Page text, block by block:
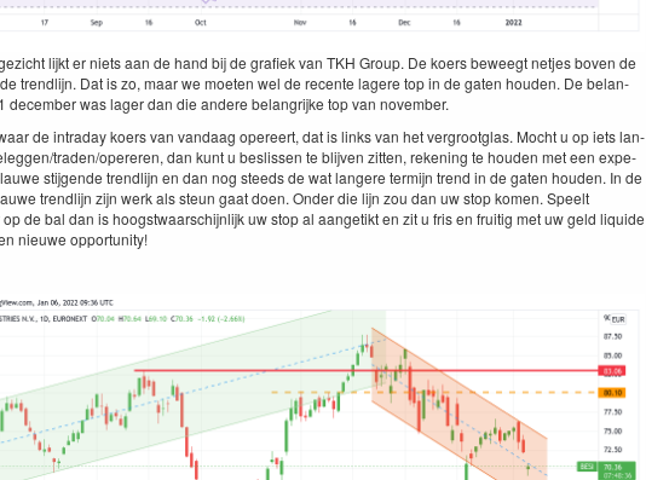
lijkt er niets aan de hand bij de grafiek van TKH Group. De koers beweegt net­jes boven de
trendli­jn. Dat is zo, maar we moeten wel de recente lagere top in de gat­en houden. De belan­
decem­ber was lager dan die andere belan­grijke top van november.
de intra­day koers van van­daag opereert, dat is links van het ver­g­root­glas. Mocht u op iets lan­
​traden/​oper­eren, dan kunt u beslis­sen te bli­jven zit­ten, reken­ing te houden met een expe­
sti­j­gende trendli­jn en dan nog steeds de wat lan­gere ter­mi­jn trend in de gat­en houden. In de
trendli­jn zijn werk als ste­un gaat doen. Onder die lijn zou dan uw stop komen. Speelt
de bal dan is hoogst­waarschi­jn­lijk uw stop al aangetikt en zit u fris en fruit­ig met uw geld liq­uide
nieuwe opportunity!